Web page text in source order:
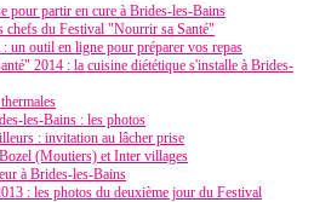
pour partir en cure à Brides-les-Bains
chefs du Festival "Nourrir sa Santé"
un outil en ligne pour préparer vos repas
2014 : la cuisine diététique s'installe à Brides-
les-Bains : les photos
: invitation au lâcher prise
(Moutiers) et Inter villages
à Brides-les-Bains
: les photos du deuxième jour du Festival